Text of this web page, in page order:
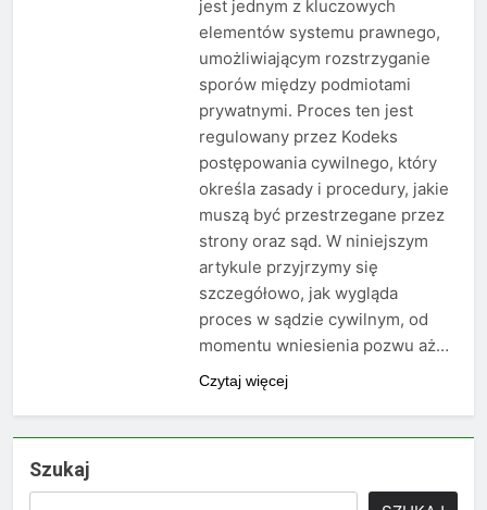
jest jednym z kluczowych
elementów systemu prawnego,
umożliwiającym rozstrzyganie
sporów między podmiotami
prywatnymi. Proces ten jest
regulowany przez Kodeks
postępowania cywilnego, który
określa zasady i procedury, jakie
muszą być przestrzegane przez
strony oraz sąd. W niniejszym
artykule przyjrzymy się
szczegółowo, jak wygląda
proces w sądzie cywilnym, od
momentu wniesienia pozwu aż…
Czytaj więcej
Szukaj